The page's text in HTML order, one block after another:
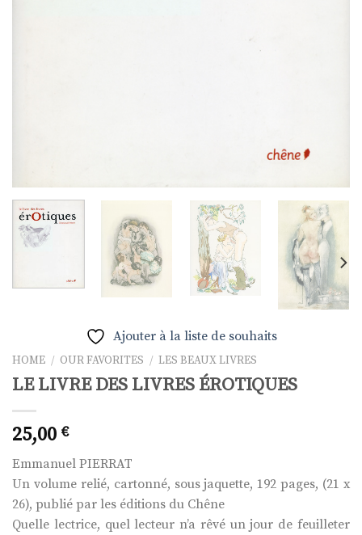
Ajouter à la liste de souhaits
HOME / OUR FAVORITES / LES BEAUX LIVRES
LE LIVRE DES LIVRES ÉROTIQUES
25,00 €
Emmanuel PIERRAT
Un volume relié, cartonné, sous jaquette, 192 pages, (21 x
26), publié par les éditions du Chêne
Quelle lectrice, quel lecteur n’a rêvé un jour de feuilleter